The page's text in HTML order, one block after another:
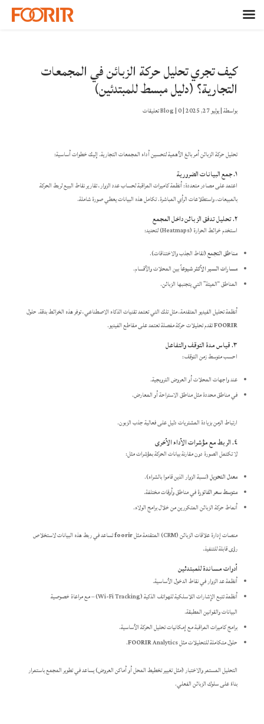
كيف تجري تحليل حركة الزبائن في المجمعات
التجارية؟ (دليل مبسط للمبتدئين)
بواسطة|يوليو 27, 2025 |
Blog|0 تعليقات
تحليل حركة الزبائن أمر بالغ الأهمية لتحسين أداء المجمعات التجارية. إليك خطوات أساسية:
١. جمع البيانات الضرورية
اعتمد على مصادر متعددة: أنظمة كاميرات المراقبة لحساب عدد الزوار، تقارير نقاط البيع لربط الحركة
بالمبيعات، واستطلاعات الرأي المباشرة. تكامل هذه البيانات يعطي صورة شاملة.
٢. تحليل تدفق الزبائن داخل المجمع
استخدم خرائط الحرارة (Heatmaps) لتحديد:
مناطق التجمع(نقاط الجذب والاختناقات).
مسارات السير الأكثر شيوعاًبين المحلات والأقسام.
المناطق “الميتة” التي يتجنبها الزبائن.
أنظمة تحليل الفيديو المتقدمة، مثل تلك التي تعتمد تقنيات الذكاء الاصطناعي، توفر هذه الخرائط بدقة. حلول
FOORIRتقدم تحليلات حركة مفصلة تعتمد على مقاطع الفيديو.
٣. قياس مدة التوقف والتفاعل
احسب متوسط زمن التوقف:
عند واجهات المحلات أو العروض الترويجية.
في مناطق محددة مثل مناطق الاستراحة أو المعارض.
ارتباط الزمن بزيادة المشتريات دليل على فعالية جذب الزبون.
٤. الربط مع مؤشرات الأداء الأخرى
لا تكتمل الصورة دون مقارنة بيانات الحركة بمؤشرات مثل:
معدل التحويل(نسبة الزوار الذين قاموا بالشراء).
متوسط سعر الفاتورةفي مناطق وأوقات مختلفة.
أنماط حركة الزبائن المتكررين من خلال برامج الولاء.
منصات إدارة علاقات الزبائن (CRM) المتقدمة مثل foorirتساعد في ربط هذه البيانات لاستخلاص
رؤى قابلة للتنفيذ.
أدوات مساندة للمبتدئين
أنظمة عد الزوار في نقاط الدخول الأساسية.
أنظمة تتبع الإشارات اللاسلكية للهواتف الذكية (Wi-Fi Tracking) – مع مراعاة خصوصية
البيانات والقوانين المطبقة.
برامج كاميرات المراقبة مع إمكانيات تحليل الحركة الأساسية.
حلول متكاملة للتحليلات مثل
FOORIRAnalytics.
التحليل المستمر والاختبار (مثل تغيير تخطيط المحل أو أماكن العروض) يساعد في تطوير المجمع باستمرار
بناءً على سلوك الزبائن الفعلي.